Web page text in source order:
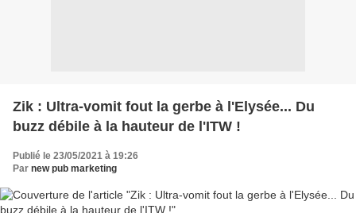
Zik : Ultra-vomit fout la gerbe à l'Elysée... Du
buzz débile à la hauteur de l'ITW !
Publié le 23/05/2021 à 19:26
Par new pub marketing